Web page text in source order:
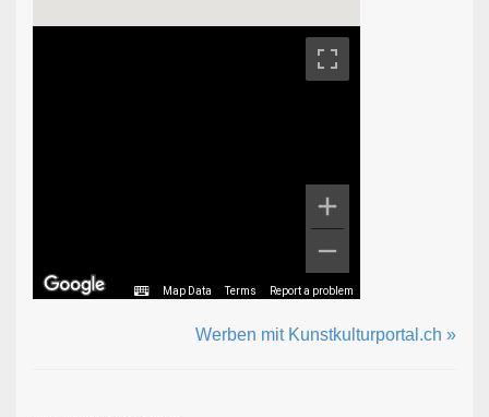
Map Data Terms Report a problem
Werben mit Kunstkulturportal.ch »